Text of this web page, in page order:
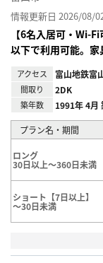
情報更新日 2026/08/
【6名入居可・Wi-
以下で利用可能。家
アクセス 富山地鉄富
間取り 2DK
築年数 1991年 4月
プラン名・期間
ロング
30日以上～360日未満
ショート【7日以上】
～30日未満